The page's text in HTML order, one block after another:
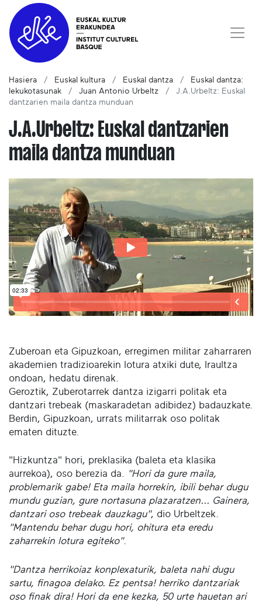
Hasiera Euskal kultura Euskal dantza
Euskal dantza:
lekukotasunak
Juan Antonio Urbeltz
J.A.Urbeltz: Euskal
dantzarien maila dantza munduan
J.A.Urbeltz: Euskal dantzarien
maila dantza munduan
Zuberoan eta Gipuzkoan, erregimen militar zaharraren
akademien tradizioarekin lotura atxiki dute, Iraultza
ondoan, hedatu direnak.
Geroztik, Zuberotarrek dantza izigarri politak eta
dantzari trebeak (maskaradetan adibidez) badauzkate.
Berdin, Gipuzkoan, urrats militarrak oso politak
ematen dituzte.
"Hizkuntza" hori, preklasika (baleta eta klasika
aurrekoa), oso berezia da.
"Hori da gure maila,
problemarik gabe! Eta maila horrekin, ibili behar dugu
mundu guzian, gure nortasuna plazaratzen... Gainera,
dantzari oso trebeak dauzkagu", dio Urbeltzek.
"Mantendu behar dugu hori, ohitura eta eredu
zaharrekin lotura egiteko".
"Dantza herrikoiaz konplexaturik, baleta nahi dugu
sartu, finagoa delako. Ez pentsa! herriko dantzariak
oso finak dira! Hori da ene kezka, 50 urte hauetan ari